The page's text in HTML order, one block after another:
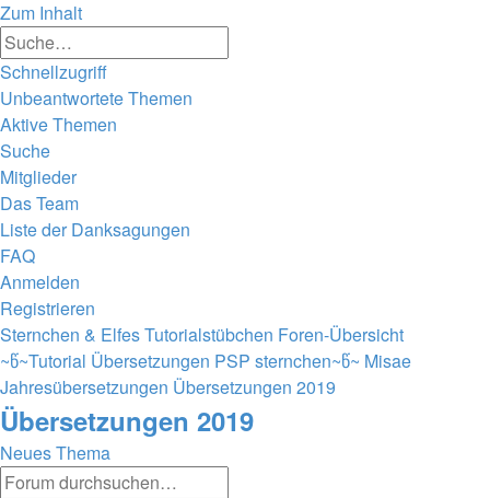
Zum Inhalt
Schnellzugriff
Unbeantwortete Themen
Aktive Themen
Suche
Mitglieder
Das Team
Liste der Danksagungen
FAQ
Anmelden
Registrieren
Sternchen & Elfes Tutorialstübchen Foren-Übersicht
~წ~Tutorial Übersetzungen PSP sternchen~წ~ Misae
Jahresübersetzungen Übersetzungen 2019
Übersetzungen 2019
Neues Thema